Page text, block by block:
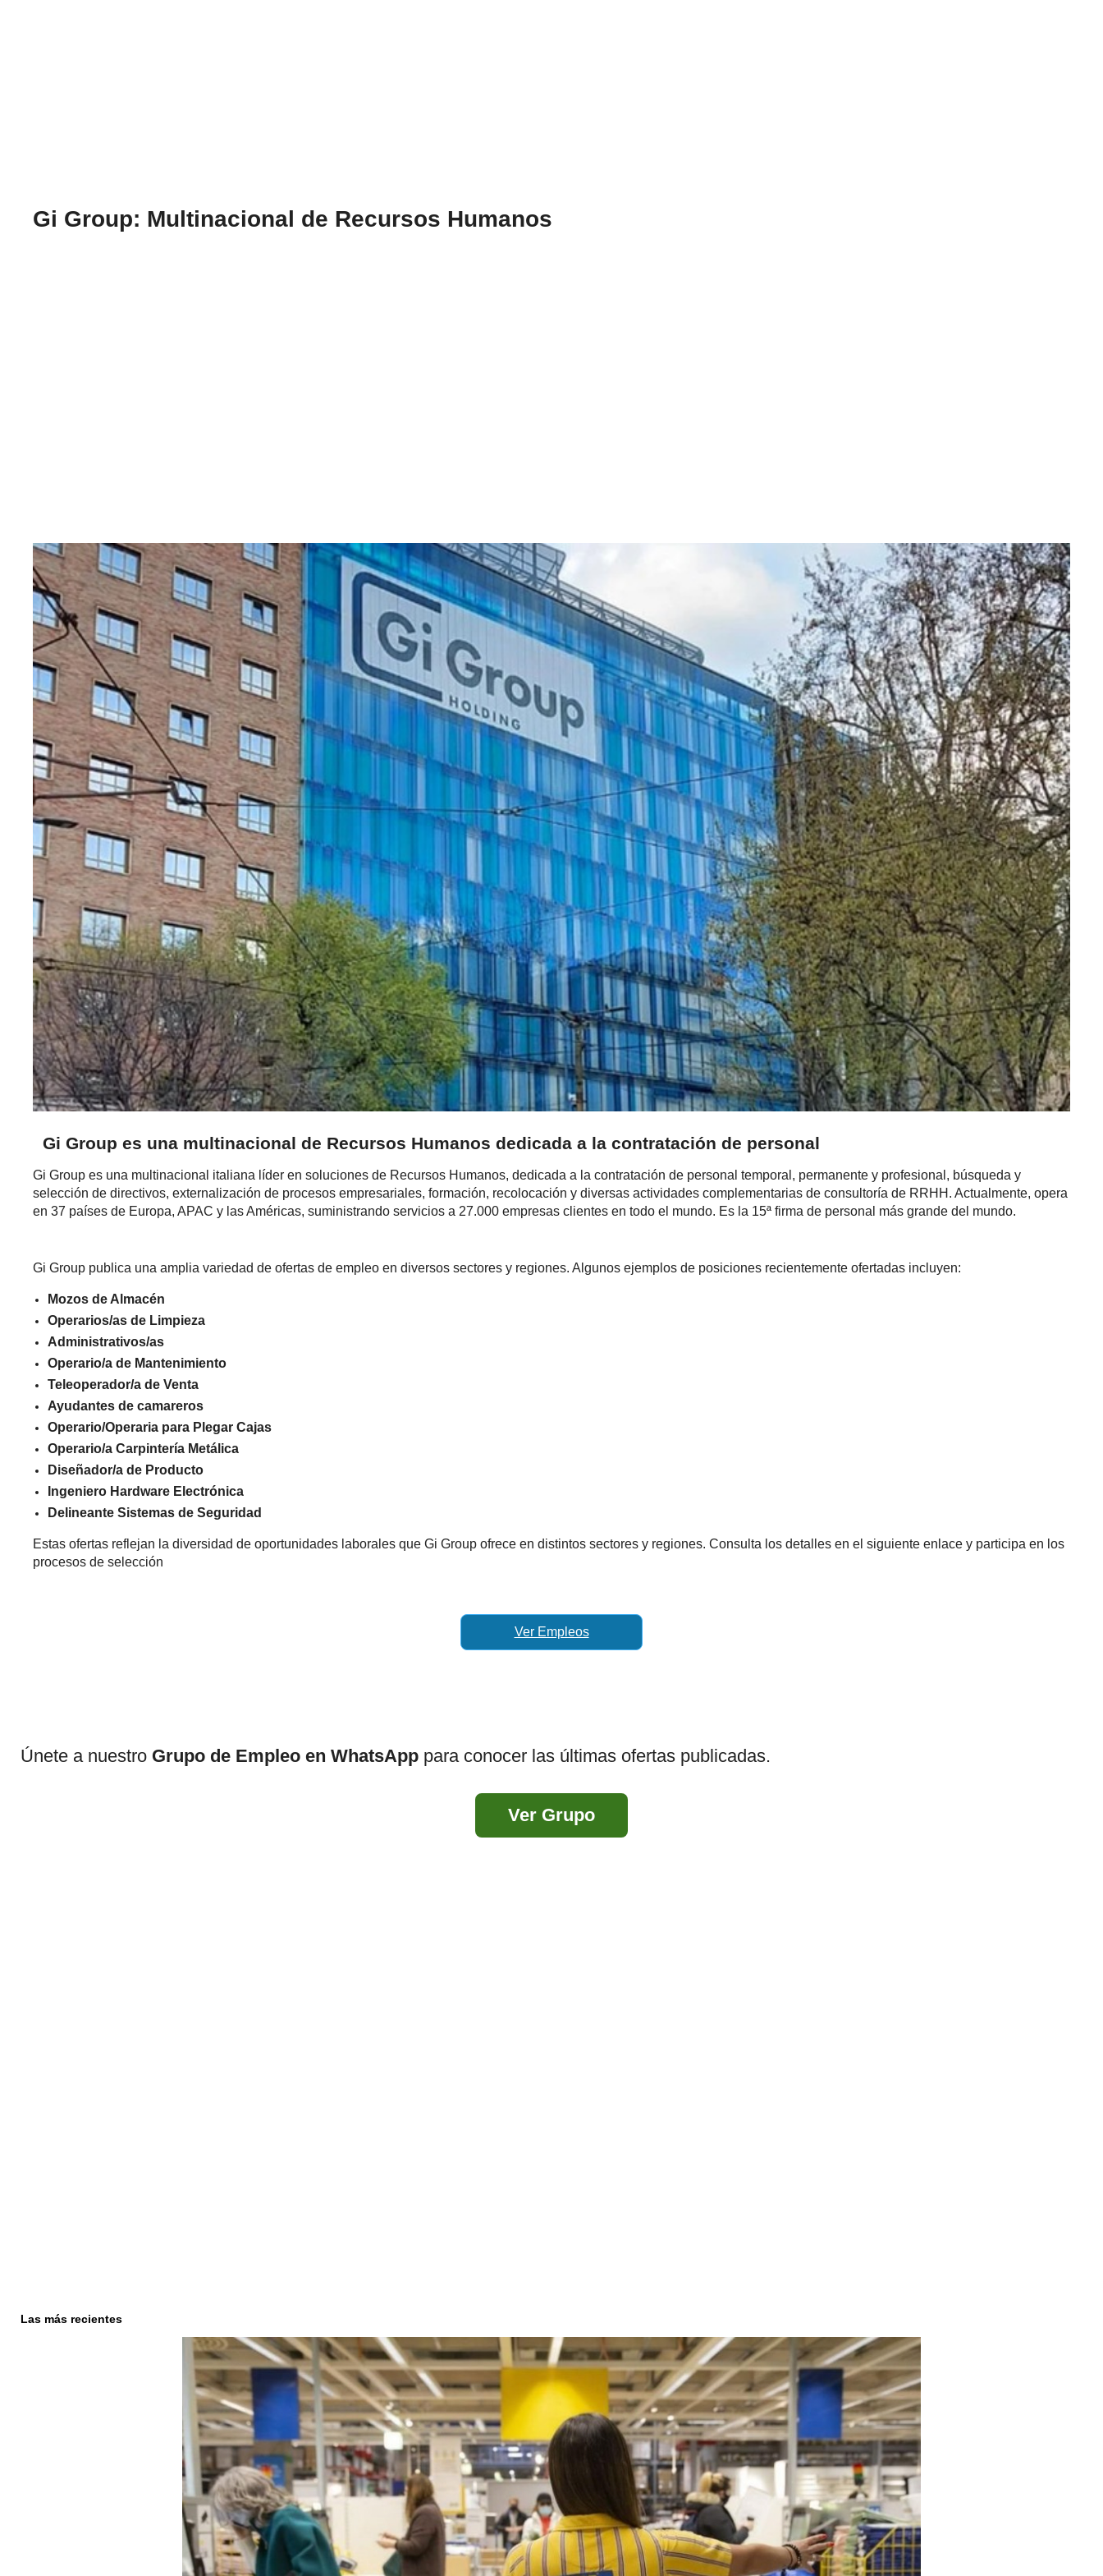
Gi Group: Multinacional de Recursos Humanos
Gi Group es una multinacional de Recursos Humanos dedicada a la contratación de personal
Gi Group es una multinacional italiana líder en soluciones de Recursos Humanos, dedicada a la contratación de personal temporal, permanente y profesional, búsqueda y
selección de directivos, externalización de procesos empresariales, formación, recolocación y diversas actividades complementarias de consultoría de RRHH. Actualmente, opera
en 37 países de Europa, APAC y las Américas, suministrando servicios a 27.000 empresas clientes en todo el mundo. Es la 15ª firma de personal más grande del mundo.
Gi Group publica una amplia variedad de ofertas de empleo en diversos sectores y regiones. Algunos ejemplos de posiciones recientemente ofertadas incluyen:
Mozos de Almacén
Operarios/as de Limpieza
Administrativos/as
Operario/a de Mantenimiento
Teleoperador/a de Venta
Ayudantes de camareros
Operario/Operaria para Plegar Cajas
Operario/a Carpintería Metálica
Diseñador/a de Producto
Ingeniero Hardware Electrónica
Delineante Sistemas de Seguridad
Estas ofertas reflejan la diversidad de oportunidades laborales que Gi Group ofrece en distintos sectores y regiones. Consulta los detalles en el siguiente enlace y participa en los
procesos de selección
Ver Empleos
Únete a nuestro Grupo de Empleo en WhatsApp para conocer las últimas ofertas publicadas.
Ver Grupo
Las más recientes